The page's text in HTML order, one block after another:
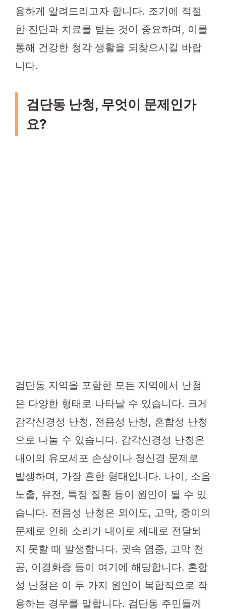
용하게 알려드리고자 합니다. 조기에 적절
한 진단과 치료를 받는 것이 중요하며, 이를
통해 건강한 청각 생활을 되찾으시길 바랍
니다.
검단동 난청, 무엇이 문제인가
요?
검단동 지역을 포함한 모든 지역에서 난청
은 다양한 형태로 나타날 수 있습니다. 크게
감각신경성 난청, 전음성 난청, 혼합성 난청
으로 나눌 수 있습니다. 감각신경성 난청은
내이의 유모세포 손상이나 청신경 문제로
발생하며, 가장 흔한 형태입니다. 나이, 소음
노출, 유전, 특정 질환 등이 원인이 될 수 있
습니다. 전음성 난청은 외이도, 고막, 중이의
문제로 인해 소리가 내이로 제대로 전달되
지 못할 때 발생합니다. 귓속 염증, 고막 천
공, 이경화증 등이 여기에 해당합니다. 혼합
성 난청은 이 두 가지 원인이 복합적으로 작
용하는 경우를 말합니다. 검단동 주민들께